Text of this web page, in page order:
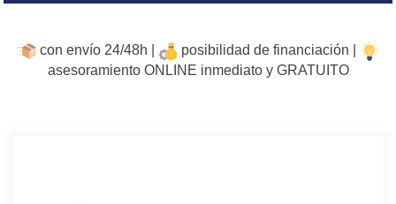
con envío 24/48h |
posibilidad de financiación |
asesoramiento ONLINE inmediato y GRATUITO